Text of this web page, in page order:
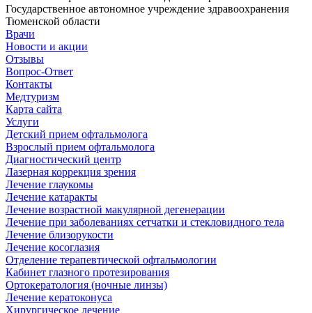
Государственное автономное учреждение здравоохранения
Тюменской области
Врачи
Новости и акции
Отзывы
Вопрос-Ответ
Контакты
Медтуризм
Карта сайта
Услуги
Детский прием офтальмолога
Взрослый прием офтальмолога
Диагностический центр
Лазерная коррекция зрения
Лечение глаукомы
Лечение катаракты
Лечение возрастной макулярной дегенерации
Лечение при заболеваниях сетчатки и стекловидного тела
Лечение близорукости
Лечение косоглазия
Отделение терапевтической офтальмологии
Кабинет глазного протезирования
Ортокератология (ночные линзы)
Лечение кератоконуса
Хирургическое лечение